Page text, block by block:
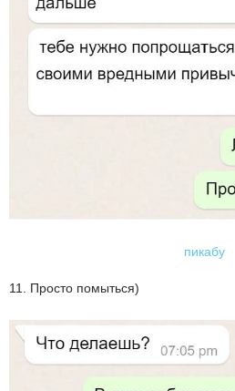
пикабу
11. Просто помыться)